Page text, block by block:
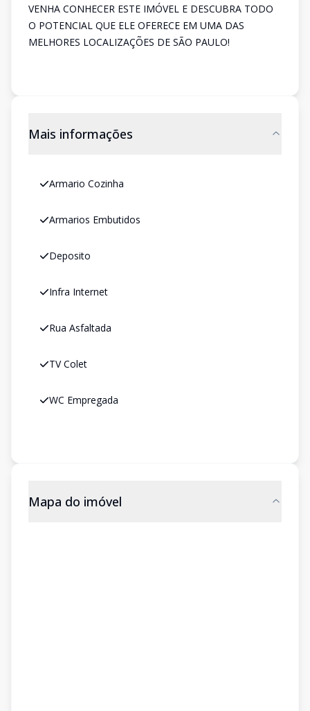
VENHA CONHECER ESTE IMÓVEL E DESCUBRA TODO
O POTENCIAL QUE ELE OFERECE EM UMA DAS
MELHORES LOCALIZAÇÕES DE SÃO PAULO!
Mais informações
Armario Cozinha
Armarios Embutidos
Deposito
Infra Internet
Rua Asfaltada
TV Colet
WC Empregada
Mapa do imóvel